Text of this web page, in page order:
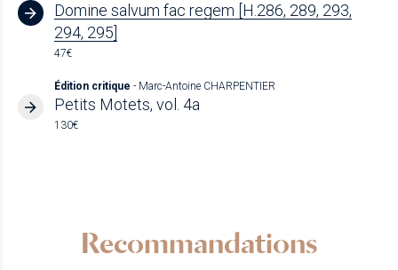
Domine salvum fac regem [H.286, 289, 293,
294, 295]
47€
Édition critique - Marc-Antoine CHARPENTIER
Petits Motets, vol. 4a
130€
Recommandations